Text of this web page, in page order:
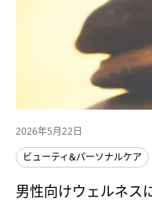
2026年5月22日
ビューティ&パーソナルケア
男性向けウェルネス